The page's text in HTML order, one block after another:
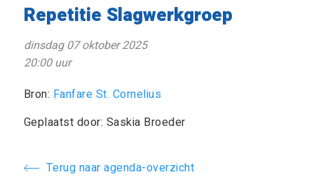
Repetitie Slagwerkgroep
dinsdag 07 oktober 2025
20:00 uur
Bron: Fanfare St. Cornelius
Geplaatst door: Saskia Broeder
Terug naar agenda-overzicht